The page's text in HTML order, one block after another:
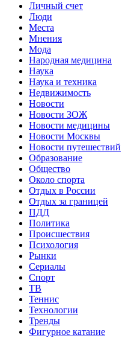
Личный счет
Люди
Места
Мнения
Мода
Народная медицина
Наука
Наука и техника
Недвижимость
Новости
Новости ЗОЖ
Новости медицины
Новости Москвы
Новости путешествий
Образование
Общество
Около спорта
Отдых в России
Отдых за границей
ПДД
Политика
Происшествия
Психология
Рынки
Сериалы
Спорт
ТВ
Теннис
Технологии
Тренды
Фигурное катание